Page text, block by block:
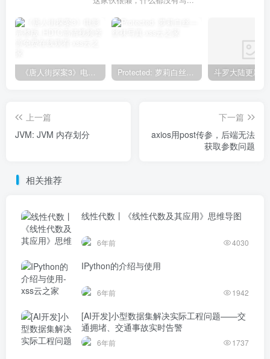
《唐人街探案3》电影完整版_HDTC高清视频资源免费在线观看 Protected: 萝莉白丝—丝袜写真
上一篇
JVM: JVM 内存划分
下一篇
axios用post传参，后端无法
获取参数问题
相关推荐
线性代数丨《线性代数及其应用》思维导图
6年前 4030
IPython的介绍与使用
6年前 1942
[AI开发]小型数据集解决实际工程问题——交
通拥堵、交通事故实时告警
6年前 1737